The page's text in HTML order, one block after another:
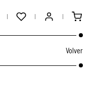
Volver